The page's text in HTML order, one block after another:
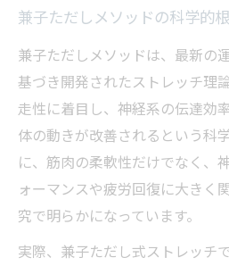
兼子ただしメソッドの科学的
兼子ただしメソッドは、最新の
基づき開発されたストレッチ理
走性に着目し、神経系の伝達効
体の動きが改善されるという科
に、筋肉の柔軟性だけでなく、
ォーマンスや疲労回復に大きく
究で明らかになっています。
実際、兼子ただし式ストレッチ